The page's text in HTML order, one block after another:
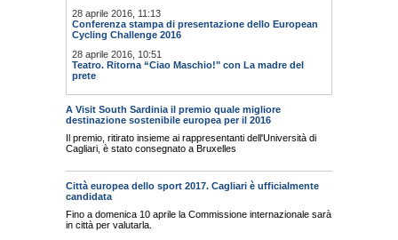
28 aprile 2016, 11:13
Conferenza stampa di presentazione dello European
Cycling Challenge 2016
28 aprile 2016, 10:51
Teatro. Ritorna “Ciao Maschio!" con La madre del
prete
A Visit South Sardinia il premio quale migliore
destinazione sostenibile europea per il 2016
Il premio, ritirato insieme ai rappresentanti dell'Università di
Cagliari, è stato consegnato a Bruxelles
Città europea dello sport 2017. Cagliari è ufficialmente
candidata
Fino a domenica 10 aprile la Commissione internazionale sarà
in città per valutarla.